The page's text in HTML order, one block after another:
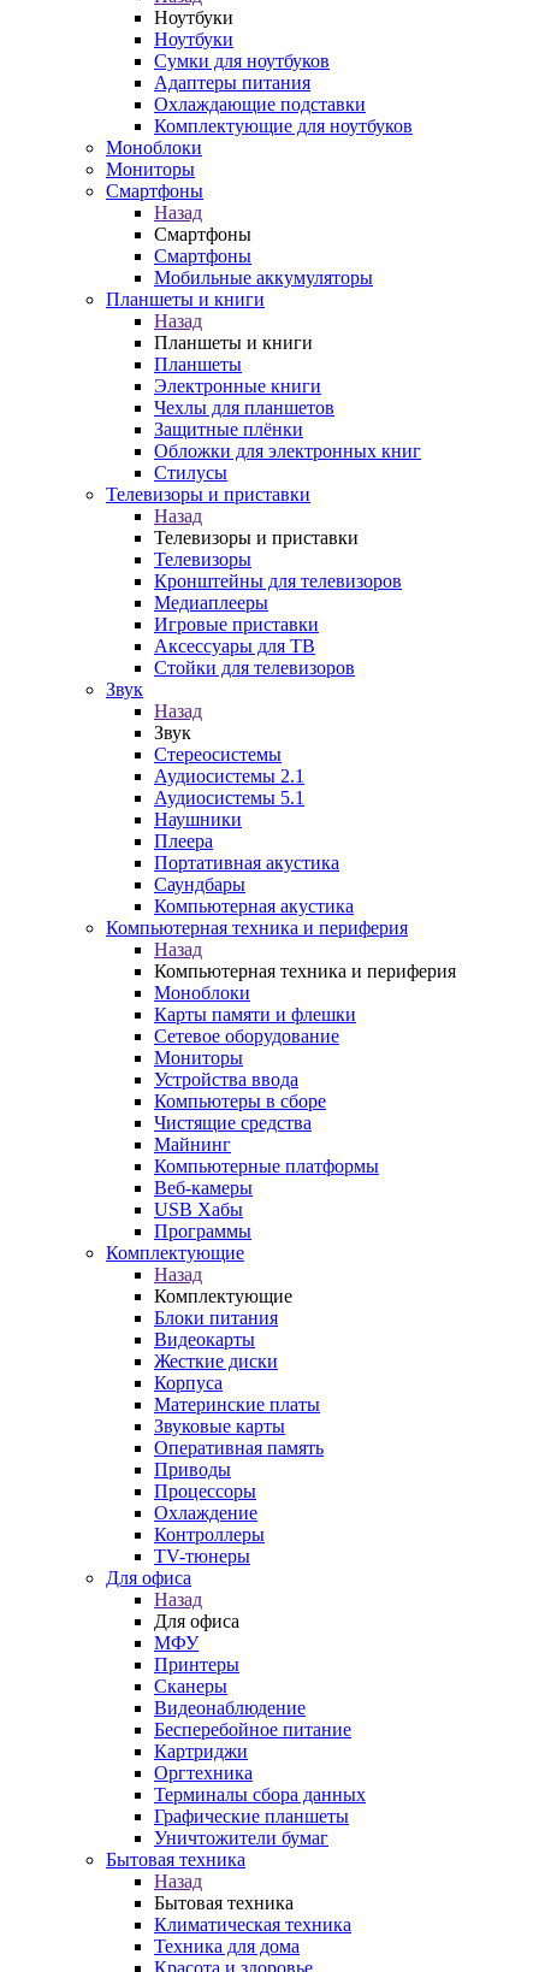
Ноутбуки
Ноутбуки
Сумки для ноутбуков
Адаптеры питания
Охлаждающие подставки
Комплектующие для ноутбуков
Моноблоки
Мониторы
Смартфоны
Назад
Смартфоны
Смартфоны
Мобильные аккумуляторы
Планшеты и книги
Назад
Планшеты и книги
Планшеты
Электронные книги
Чехлы для планшетов
Защитные плёнки
Обложки для электронных книг
Стилусы
Телевизоры и приставки
Назад
Телевизоры и приставки
Телевизоры
Кронштейны для телевизоров
Медиаплееры
Игровые приставки
Аксессуары для ТВ
Стойки для телевизоров
Звук
Назад
Звук
Стереосистемы
Аудиосистемы 2.1
Аудиосистемы 5.1
Наушники
Плеера
Портативная акустика
Саундбары
Компьютерная акустика
Компьютерная техника и периферия
Назад
Компьютерная техника и периферия
Моноблоки
Карты памяти и флешки
Сетевое оборудование
Мониторы
Устройства ввода
Компьютеры в сборе
Чистящие средства
Майнинг
Компьютерные платформы
Веб-камеры
USB Хабы
Программы
Комплектующие
Назад
Комплектующие
Блоки питания
Видеокарты
Жесткие диски
Корпуса
Материнские платы
Звуковые карты
Оперативная память
Приводы
Процессоры
Охлаждение
Контроллеры
TV-тюнеры
Для офиса
Назад
Для офиса
МФУ
Принтеры
Сканеры
Видеонаблюдение
Бесперебойное питание
Картриджи
Оргтехника
Терминалы сбора данных
Графические планшеты
Уничтожители бумаг
Бытовая техника
Назад
Бытовая техника
Климатическая техника
Техника для дома
Красота и здоровье